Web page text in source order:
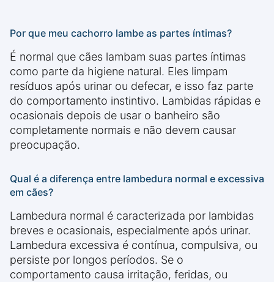
Por que meu cachorro lambe as partes íntimas?
É normal que cães lambam suas partes íntimas
como parte da higiene natural. Eles limpam
resíduos após urinar ou defecar, e isso faz parte
do comportamento instintivo. Lambidas rápidas e
ocasionais depois de usar o banheiro são
completamente normais e não devem causar
preocupação.
Qual é a diferença entre lambedura normal e excessiva
em cães?
Lambedura normal é caracterizada por lambidas
breves e ocasionais, especialmente após urinar.
Lambedura excessiva é contínua, compulsiva, ou
persiste por longos períodos. Se o
comportamento causa irritação, feridas, ou